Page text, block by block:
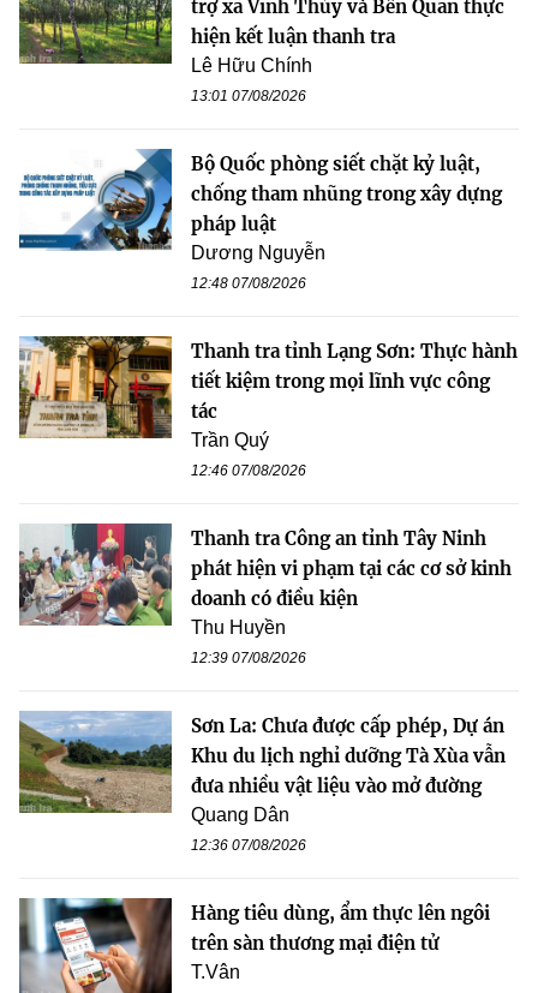
trợ xã Vĩnh Thủy và Bến Quan thực
hiện kết luận thanh tra
Lê Hữu Chính
13:01 07/08/2026
Bộ Quốc phòng siết chặt kỷ luật,
chống tham nhũng trong xây dựng
pháp luật
Dương Nguyễn
12:48 07/08/2026
Thanh tra tỉnh Lạng Sơn: Thực hành
tiết kiệm trong mọi lĩnh vực công
tác
Trần Quý
12:46 07/08/2026
Thanh tra Công an tỉnh Tây Ninh
phát hiện vi phạm tại các cơ sở kinh
doanh có điều kiện
Thu Huyền
12:39 07/08/2026
Sơn La: Chưa được cấp phép, Dự án
Khu du lịch nghỉ dưỡng Tà Xùa vẫn
đưa nhiều vật liệu vào mở đường
Quang Dân
12:36 07/08/2026
Hàng tiêu dùng, ẩm thực lên ngôi
trên sàn thương mại điện tử
T.Vân